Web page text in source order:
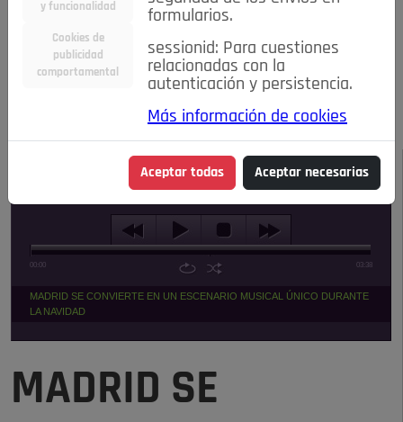
Economía
Entretenimiento
Estilo de Vida
Internacional
Madrid Opinión IN
Pozuelo de Alarcón
Salud 🔴 En Directo
NOTICIAS
Escucha el audio de esta noticia:
00:00 03:38
MADRID SE CONVIERTE EN UN ESCENARIO MUSICAL ÚNICO DURANTE
LA NAVIDAD
MADRID SE
y funcionalidad
Cookies de
publicidad
comportamental
formularios.
sessionid: Para cuestiones
relacionadas con la
autenticación y persistencia.
Más información de cookies
Aceptar todas Aceptar necesarias